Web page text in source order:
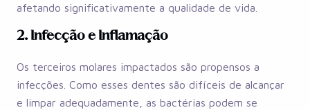
afetando significativamente a qualidade de vida.
2. Infecção e Inflamação
Os terceiros molares impactados são propensos a
infecções. Como esses dentes são difíceis de alcançar
e limpar adequadamente, as bactérias podem se